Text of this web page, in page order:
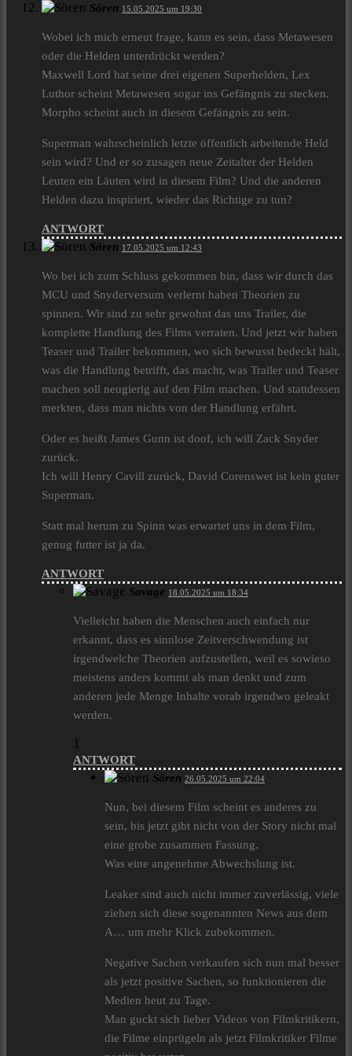
Sören 15.05.2025 um 19:30
Wobei ich mich erneut frage, kann es sein, dass Metawesen
oder die Helden unterdrückt werden?
Maxwell Lord hat seine drei eigenen Superhelden, Lex
Luthor scheint Metawesen sogar ins Gefängnis zu stecken.
Morpho scheint auch in diesem Gefängnis zu sein.
Superman wahrscheinlich letzte öffentlich arbeitende Held
sein wird? Und er so zusagen neue Zeitalter der Helden
Leuten ein Läuten wird in diesem Film? Und die anderen
Helden dazu inspiriert, wieder das Richtige zu tun?
ANTWORT
Sören 17.05.2025 um 12:43
Wo bei ich zum Schluss gekommen bin, dass wir durch das
MCU und Snyderversum verlernt haben Theorien zu
spinnen. Wir sind zu sehr gewohnt das uns Trailer, die
komplette Handlung des Films verraten. Und jetzt wir haben
Teaser und Trailer bekommen, wo sich bewusst bedeckt hält,
was die Handlung betrifft, das macht, was Trailer und Teaser
machen soll neugierig auf den Film machen. Und stattdessen
merkten, dass man nichts von der Handlung erfährt.
Oder es heißt James Gunn ist doof, ich will Zack Snyder
zurück.
Ich will Henry Cavill zurück, David Corenswet ist kein guter
Superman.
Statt mal herum zu Spinn was erwartet uns in dem Film,
genug futter ist ja da.
ANTWORT
Savage 18.05.2025 um 18:34
Vielleicht haben die Menschen auch einfach nur
erkannt, dass es sinnlose Zeitverschwendung ist
irgendwelche Theorien aufzustellen, weil es sowieso
meistens anders kommt als man denkt und zum
anderen jede Menge Inhalte vorab irgendwo geleakt
werden.
1
ANTWORT
Sören 26.05.2025 um 22:04
Nun, bei diesem Film scheint es anderes zu
sein, bis jetzt gibt nicht von der Story nicht mal
eine grobe zusammen Fassung.
Was eine angenehme Abwechslung ist.
Leaker sind auch nicht immer zuverlässig, viele
ziehen sich diese sogenannten News aus dem
A… um mehr Klick zubekommen.
Negative Sachen verkaufen sich nun mal besser
als jetzt positive Sachen, so funktionieren die
Medien heut zu Tage.
Man guckt sich lieber Videos von Filmkritikern,
die Filme einprügeln als jetzt Filmkritiker Filme